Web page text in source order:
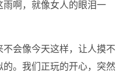
啊，就像女人的眼泪一
会像今天这样，让人摸不
。我们正玩的开心，突然